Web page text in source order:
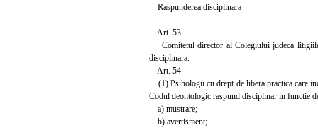
Raspunderea disciplinara
Art. 53
Comitetul director al Colegiului judeca
disciplinara.
Art. 54
(1) Psihologii cu drept de libera practica care
Codul deontologic raspund disciplinar in functie
a) mustrare;
b) avertisment;